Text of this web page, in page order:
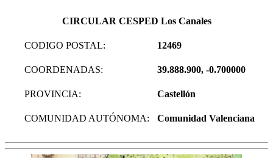
CIRCULAR CESPED Los Canales
CODIGO POSTAL: 12469
COORDENADAS: 39.888.900, -0.700000
PROVINCIA: Castellón
COMUNIDAD AUTÓNOMA: Comunidad Valenciana